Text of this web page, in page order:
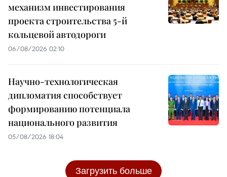
механизм инвестирования
проекта строительства 5-й
кольцевой автодороги
06/08/2026 02:10
Научно-технологическая
дипломатия способствует
формированию потенциала
национального развития
05/08/2026 18:04
Загрузить больше